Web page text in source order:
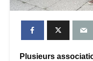
Plusieurs